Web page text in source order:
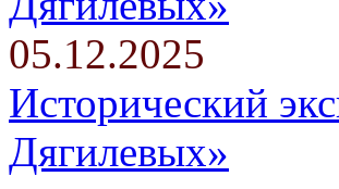
05.12.2025
Исторический
Дягилевых»